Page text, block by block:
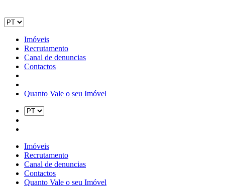
Imóveis
Recrutamento
Canal de denuncias
Contactos
Quanto Vale o seu Imóvel
Imóveis
Recrutamento
Canal de denuncias
Contactos
Quanto Vale o seu Imóvel